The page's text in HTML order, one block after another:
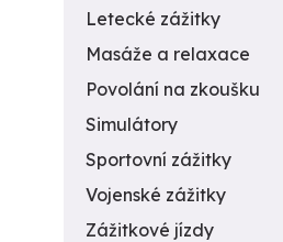
Letecké zážitky
Masáže a relaxace
Povolání na zkoušku
Simulátory
Sportovní zážitky
Vojenské zážitky
Zážitkové jízdy